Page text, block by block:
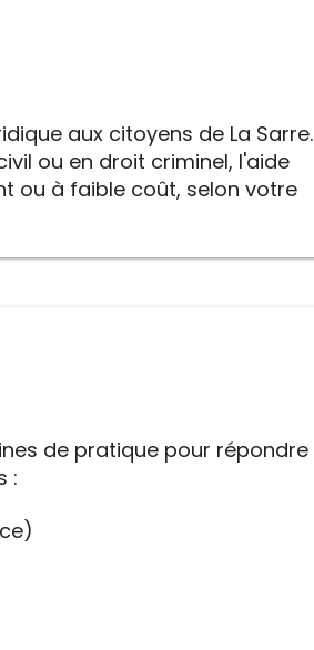
aux citoyens de La Sarre.
ou en droit criminel, l'aide
ou à faible coût, selon votre
de pratique pour répondre
: